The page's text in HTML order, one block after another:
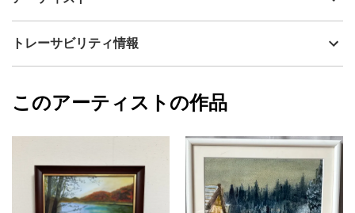
技法
油彩
カラー
ホワイト
黄色
配送目安
二週間以内
MOTOKO UEDA 上田 素子
フォローする
トレーサビリティ情報
MOTOKO UEDA 上田 素子
このアーティストの作品